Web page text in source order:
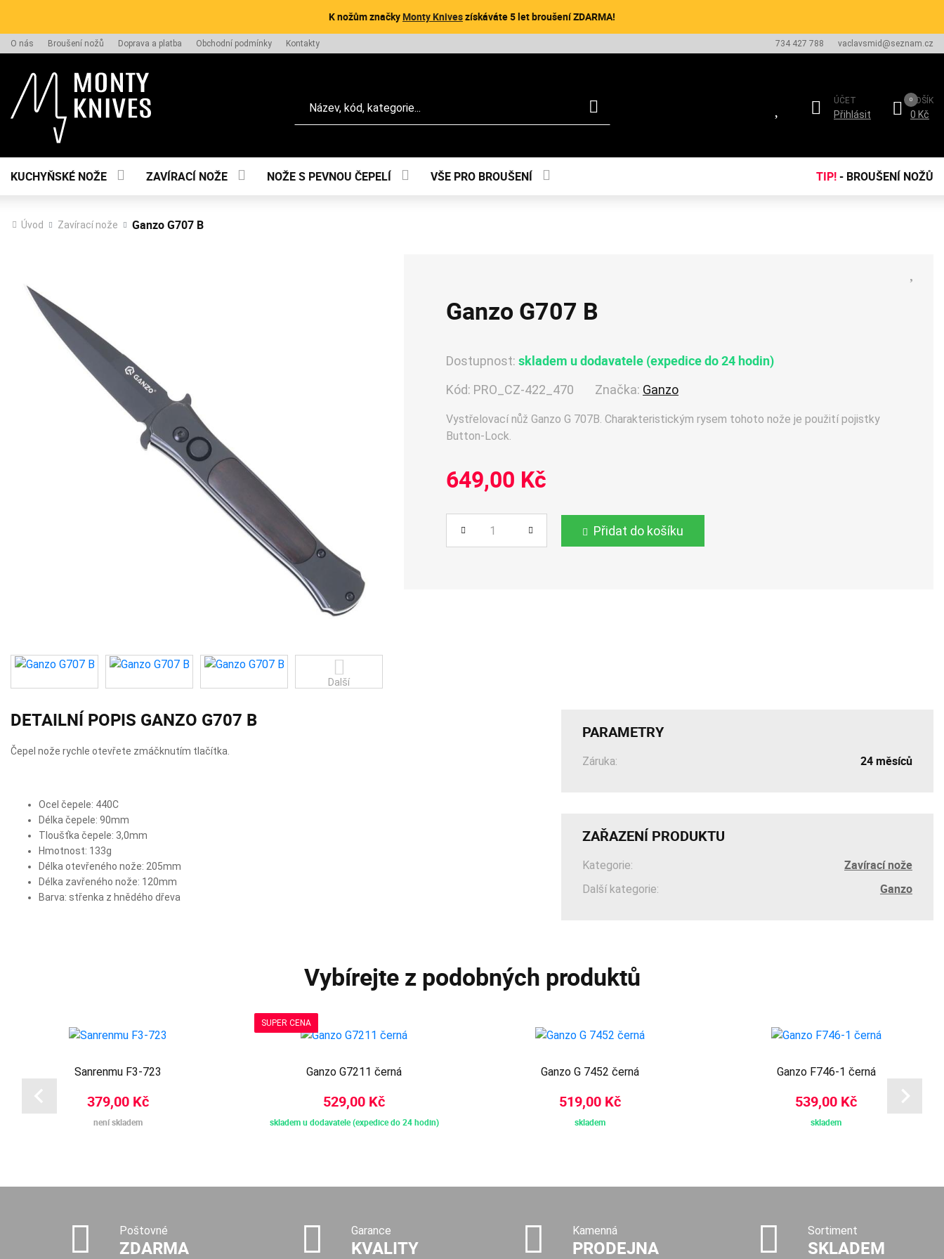
K nožům značkyMonty Kniveszískáváte 5 let broušení ZDARMA!
O nás Broušení nožů Doprava a platba Obchodní podmínky Kontakty 734 427 788 vaclavsmid@seznam.cz
ÚČET
Přihlásit
KOŠÍK
0 Kč
KUCHYŇSKÉ NOŽE ZAVÍRACÍ NOŽE NOŽE S PEVNOU ČEPELÍ VŠE PRO BROUŠENÍ TIP!- BROUŠENÍ NOŽŮ
Úvod Zavírací nože Ganzo G707 B
Další
Ganzo G707 B
Dostupnost: skladem u dodavatele (expedice do 24 hodin)
Kód: PRO_CZ-422_470 Značka: Ganzo
Vystřelovací nůž Ganzo G 707B. Charakteristickým rysem tohoto nože je použití pojistky
Button-Lock.
649,00 Kč
Počet Přidat do košíku
DETAILNÍ POPIS GANZO G707 B
Čepel nože rychle otevřete zmáčknutím tlačítka.
Ocel čepele: 440C
Délka čepele: 90mm
Tloušťka čepele: 3,0mm
Hmotnost: 133g
Délka otevřeného nože: 205mm
Délka zavřeného nože: 120mm
Barva: střenka z hnědého dřeva
PARAMETRY
Záruka: 24 měsíců
ZAŘAZENÍ PRODUKTU
Kategorie: Zavírací nože
Další kategorie: Ganzo
Vybírejte z podobných produktů
Sanrenmu F3-723
379,00 Kč
není skladem
SUPER CENA
Ganzo G7211 černá
529,00 Kč
skladem u dodavatele (expedice do 24 hodin)
Ganzo G 7452 černá
519,00 Kč
skladem
Ganzo F746-1 černá
539,00 Kč
skladem
Poštovné
ZDARMA
Garance
KVALITY
Kamenná
PRODEJNA
Sortiment
SKLADEM